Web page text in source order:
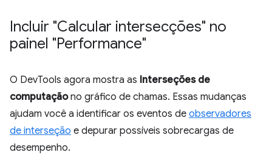
Incluir "Calcular intersecções" no
painel "Performance"
O DevTools agora mostra as Interseções de
computaçãono gráfico de chamas. Essas mudanças
ajudam você a identificar os eventos de observadores
de interseção e depurar possíveis sobrecargas de
desempenho.